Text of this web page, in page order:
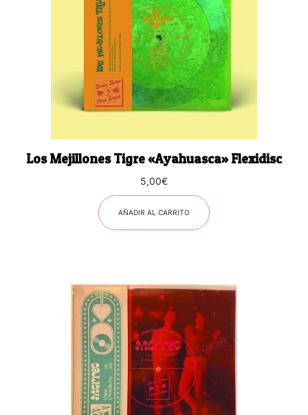
Los Mejillones Tigre «Ayahuasca» Flexidisc
5,00€
AÑADIR AL CARRITO